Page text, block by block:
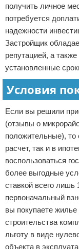
получить личное
потребуется
надежности
Застройщик
репутацией, а
установленные
Условия
Если вы решили
(отзывы о
положительные), то
расчет, так и в
воспользоваться
более выгодные
ставкой всего лишь
первоначальный
вы покупаете
строительства
льготу в виде
объекта в